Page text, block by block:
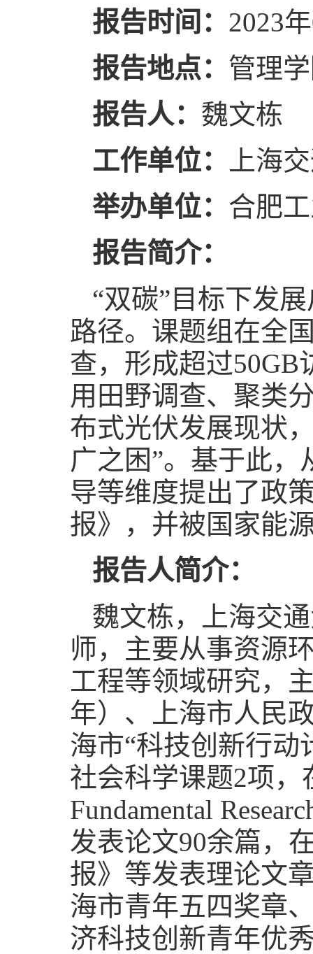
报告时间： 2023
报告地点： 管理
报告人： 魏文栋
工作单位：
上海
举办单位： 合肥
报告简介：
“双碳”目标下发
路径。课题组在全
查，形成超过50GB
用田野调查、聚类
布式光伏发展现状
广之困”。基于此
导等维度提出了政
报》，并被国家能
报告人简介：
魏文栋，上海交
师，主要从事资源
工程等领域研究，
年）、上海市人民
海市“科技创新行动
社会科学课题2项，
Fundamental
发表论文90余篇，
报》等发表理论文
海市青年五四奖章
济科技创新青年优